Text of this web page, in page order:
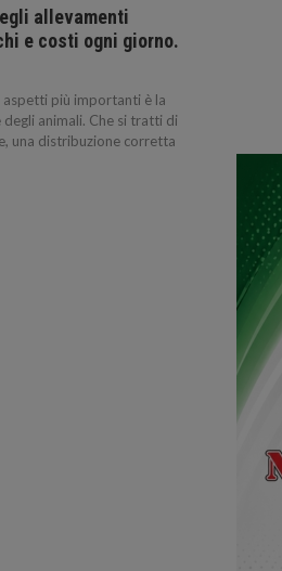
allevamenti
e costi ogni giorno.
aspetti più importanti è la
animali. Che si tratti di
una distribuzione corretta